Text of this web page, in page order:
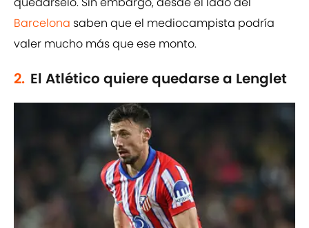
Barcelona saben que el mediocampista podría
valer mucho más que ese monto.
2. El Atlético quiere quedarse a Lenglet